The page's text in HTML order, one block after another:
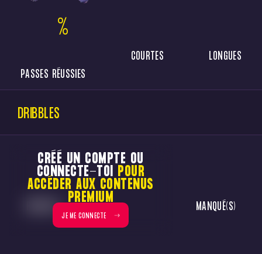
%
PASSES RÉUSSIES
COURTES LONGUES
DRIBBLES
RÉUSSI(S) MANQUÉ(S)
CRÉÉ UN COMPTE OU
CONNECTE-TOI POUR
ACCÉDER AUX CONTENUS
PREMIUM
JE ME CONNECTE